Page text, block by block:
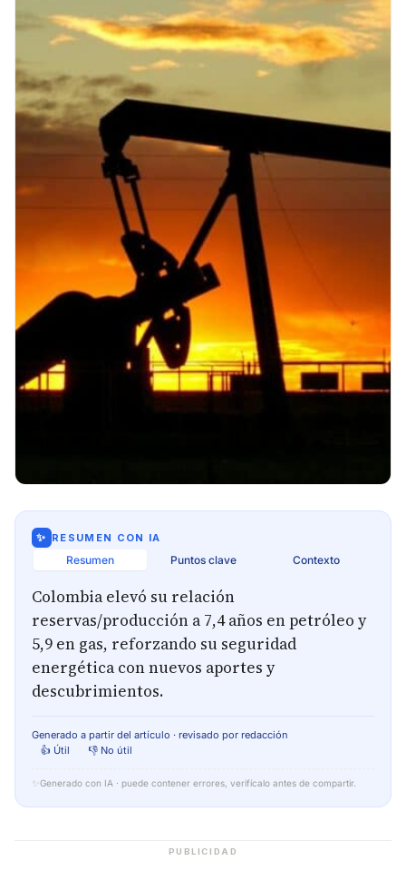
✨ RESUMEN CON IA
Resumen Puntos clave Contexto
Colombia elevó su relación
reservas/producción a 7,4 años en petróleo y
5,9 en gas, reforzando su seguridad
energética con nuevos aportes y
descubrimientos.
Generado a partir del artículo · revisado por redacción
👍 Útil
👎 No útil
✨ Generado con IA · puede contener errores, verifícalo antes de compartir.
PUBLICIDAD